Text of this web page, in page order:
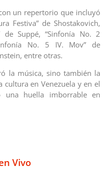
un repertorio que incluyó
Festiva” de Shostakovich,
de Suppé, “Sinfonía No. 2
No. 5 IV. Mov” de
entre otras.
la música, sino también la
en Venezuela y en el
una huella imborrable en
Vivo